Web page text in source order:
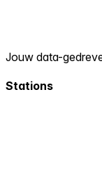
Jouw data-
Stations